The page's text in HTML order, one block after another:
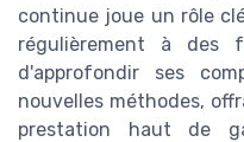
continue joue un rôle
régulièrement à des
d'approfondir ses
nouvelles méthodes,
prestation haut de